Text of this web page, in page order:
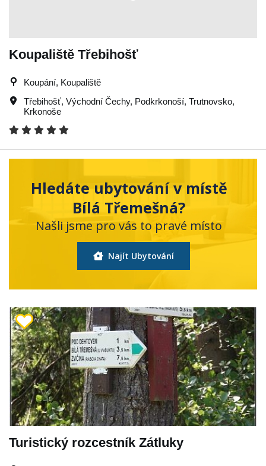
Koupaliště Třebihošť
Koupání, Koupaliště
Třebihošť, Východní Čechy, Podkrkonoší, Trutnovsko,
Krkonoše
Hledáte ubytování v místě
Bílá Třemešná?
Našli jsme pro vás to pravé místo
Najít Ubytování
Turistický rozcestník Zátluky